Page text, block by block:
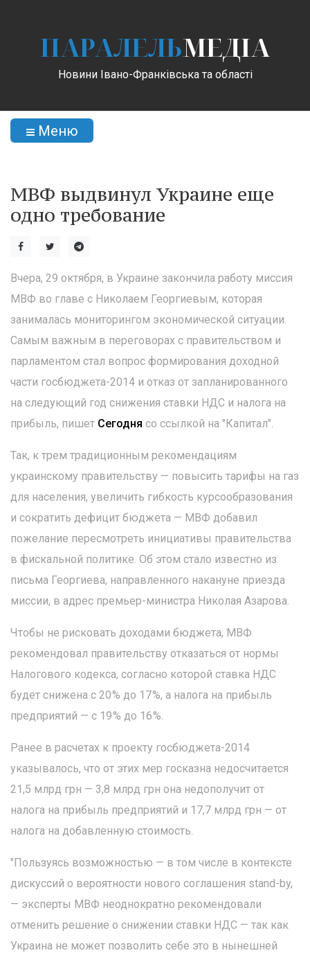
ПАРАЛЕЛЬМЕДІА
Новини Івано-Франківська та області
Меню
МВФ выдвинул Украине еще
одно требование
Вчера, 29 октября, в Украине закончила работу миссия
МВФ во главе с Николаем Георгиевым, которая
занималась мониторингом экономической ситуации.
Самым важным в переговорах с правительством и
парламентом стал вопрос формирования доходной
части госбюджета-2014 и отказ от запланированного
на следующий год снижения ставки НДС и налога на
прибыль, пишет Сегодня со ссылкой на "Капитал".
Так, к трем традиционным рекомендациям
украинскому правительству — повысить тарифы на газ
для населения, увеличить гибкость курсообразования
и сократить дефицит бюджета — МВФ добавил
пожелание пересмотреть инициативы правительства
в фискальной политике. Об этом стало известно из
письма Георгиева, направленного накануне приезда
миссии, в адрес премьер-министра Николая Азарова.
Чтобы не рисковать доходами бюджета, МВФ
рекомендовал правительству отказаться от нормы
Налогового кодекса, согласно которой ставка НДС
будет снижена с 20 % до 17 %, а налога на прибыль
предприятий — с 19 % до 16 %.
Ранее в расчетах к проекту госбюджета-2014
указывалось, что от этих мер госказна недосчитается
21,5 млрд грн — 3,8 млрд грн она недополучит от
налога на прибыль предприятий и 17,7 млрд грн — от
налога на добавленную стоимость.
"Пользуясь возможностью — в том числе в контексте
дискуссий о вероятности нового соглашения stand-by,
— эксперты МВФ неоднократно рекомендовали
отменить решение о снижении ставки НДС — так как
Украина не может позволить себе это в нынешней